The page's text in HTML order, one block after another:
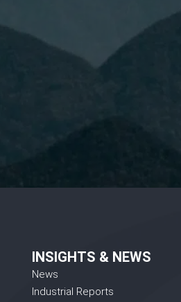
INSIGHTS & NEWS
News
Industrial Reports